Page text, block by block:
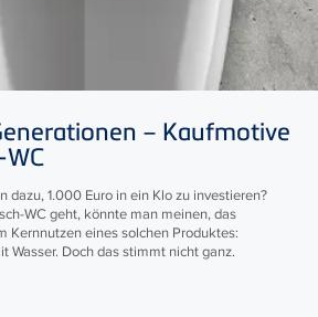
– Kaufmotive
dazu, 1.000 Euro in ein Klo zu investieren?
WC geht, könnte man meinen, das
Kernnutzen eines solchen Produktes:
Wasser. Doch das stimmt nicht ganz.